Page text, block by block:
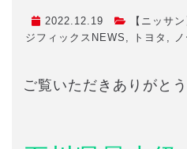
2022.12.19 【ニッサン
ジフィックスNEWS , トヨタ ,
ご覧いただきありがと